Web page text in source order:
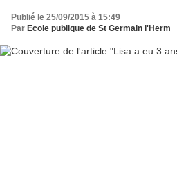
Publié le 25/09/2015 à 15:49
Par Ecole publique de St Germain l'Herm